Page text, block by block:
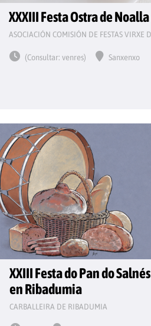
XXXIII Festa Ostra de Noalla
(Consultar: venres) Sanxenxo
XXIII Festa do Pan do Salnés
en Ribadumia
CARBALLEIRA DE RIBADUMIA